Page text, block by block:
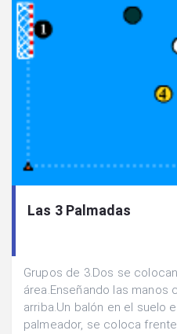
Las 3 Palmadas
Grupos de 3.Dos se
área.Enseñando las manos
arriba.Un balón en el suelo
palmeador, se coloca